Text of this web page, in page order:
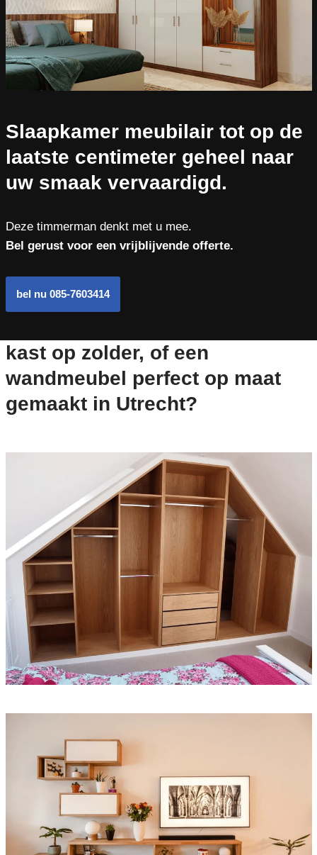
Slaapkamer meubilair tot op de
laatste centimeter geheel naar
uw smaak vervaardigd.
Deze timmerman denkt met u mee.
Bel gerust voor een vrijblijvende offerte.
bel nu 085-7603414
kast op zolder, of een
wandmeubel perfect op maat
gemaakt in Utrecht?